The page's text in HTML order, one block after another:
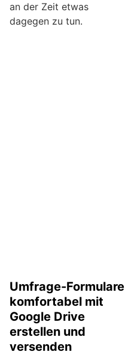
an der Zeit etwas
dagegen zu tun.
Umfrage-Formulare
komfortabel mit
Google Drive
erstellen und
versenden